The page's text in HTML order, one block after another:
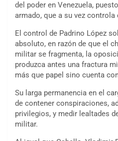
del poder en Venezuela,
armado, que a su vez
El control de Padrino López
absoluto, en razón de que el
militar se fragmenta, la
produzca antes una fractura
más que papel sino cuenta
Su larga permanencia en el
de contener conspiraciones,
privilegios, y medir lealtades
militar.